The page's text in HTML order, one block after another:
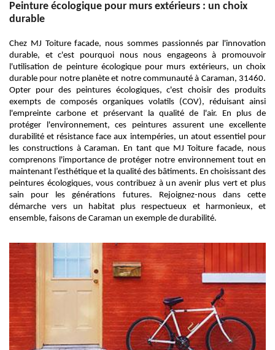
Peinture écologique pour murs extérieurs : un choix
durable
Chez MJ Toiture facade, nous sommes passionnés par l'innovation
durable, et c'est pourquoi nous nous engageons à promouvoir
l'utilisation de peinture écologique pour murs extérieurs, un choix
durable pour notre planète et notre communauté à Caraman, 31460.
Opter pour des peintures écologiques, c'est choisir des produits
exempts de composés organiques volatils (COV), réduisant ainsi
l'empreinte carbone et préservant la qualité de l'air. En plus de
protéger l'environnement, ces peintures assurent une excellente
durabilité et résistance face aux intempéries, un atout essentiel pour
les constructions à Caraman. En tant que MJ Toiture facade, nous
comprenons l'importance de protéger notre environnement tout en
maintenant l’esthétique et la qualité des bâtiments. En choisissant des
peintures écologiques, vous contribuez à un avenir plus vert et plus
sain pour les générations futures. Rejoignez-nous dans cette
démarche vers un habitat plus respectueux et harmonieux, et
ensemble, faisons de Caraman un exemple de durabilité.